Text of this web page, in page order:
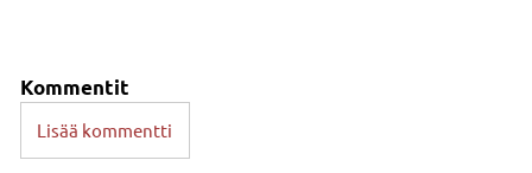
Kommentit
Lisää kommentti